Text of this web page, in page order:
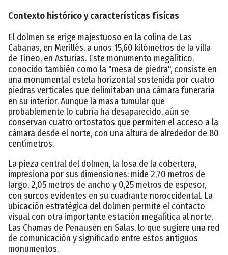
Contexto histórico y características físicas
El dolmen se erige majestuoso en la colina de Las
Cabanas, en Merillés, a unos 15,60 kilómetros de la villa
de Tineo, en Asturias. Este monumento megalítico,
conocido también como la "mesa de piedra", consiste en
una monumental estela horizontal sostenida por cuatro
piedras verticales que delimitaban una cámara funeraria
en su interior. Aunque la masa tumular que
probablemente lo cubría ha desaparecido, aún se
conservan cuatro ortostatos que permiten el acceso a la
cámara desde el norte, con una altura de alrededor de 80
centímetros.
La pieza central del dolmen, la losa de la cobertera,
impresiona por sus dimensiones: mide 2,70 metros de
largo, 2,05 metros de ancho y 0,25 metros de espesor,
con surcos evidentes en su cuadrante noroccidental. La
ubicación estratégica del dolmen permite el contacto
visual con otra importante estación megalítica al norte,
Las Chamas de Penausén en Salas, lo que sugiere una red
de comunicación y significado entre estos antiguos
monumentos.